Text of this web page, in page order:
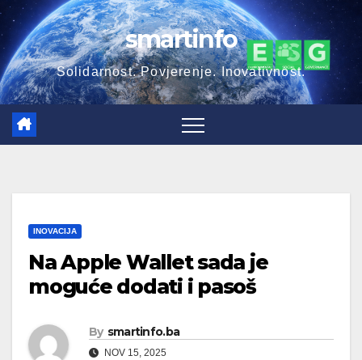
Skip
to
content
smartinfo
Solidarnost. Povjerenje. Inovativnost.
INOVACIJA
Na Apple Wallet sada je
moguće dodati i pasoš
By smartinfo.ba
NOV 15, 2025